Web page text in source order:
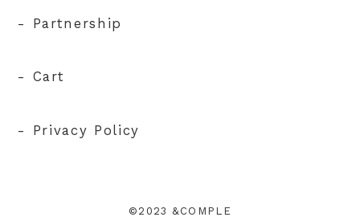
- Partnership
- Cart
- Privacy Policy
©2023 &COMPLE